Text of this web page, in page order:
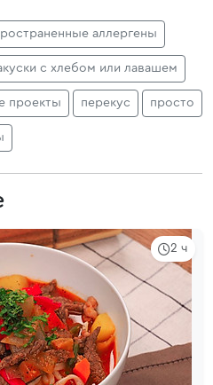
аллергены
с хлебом или лавашем
проекты перекус просто
2 ч